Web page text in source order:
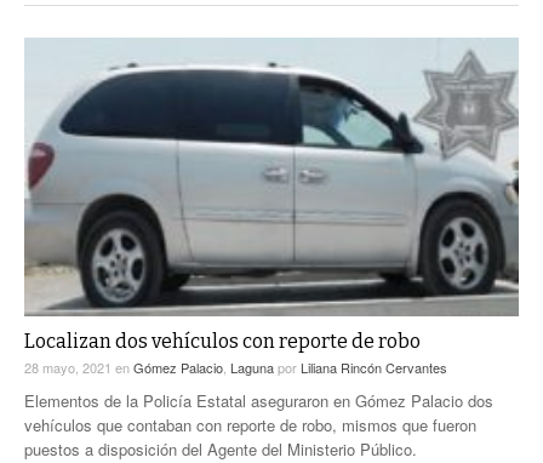
Localizan dos vehículos con reporte de robo
28 mayo, 2021 enGómez Palacio Lagunapor Liliana Rincón Cervantes
Elementos de la Policía Estatal aseguraron en Gómez Palacio dos
vehículos que contaban con reporte de robo, mismos que fueron
puestos a disposición del Agente del Ministerio Público.